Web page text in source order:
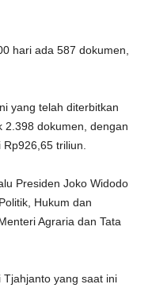
hari ada 587 dokumen,
yang telah diterbitkan
2.398 dokumen, dengan
triliun.
Presiden Joko Widodo
Hukum dan
Agraria dan Tata
Tjahjanto yang saat ini